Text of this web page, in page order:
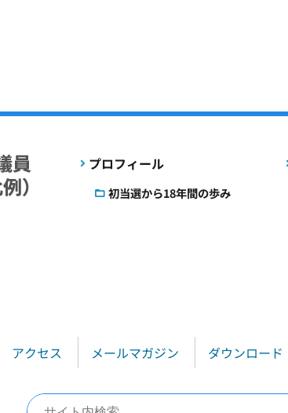
プロフィール
初当選から18年間の歩み
アクセス メールマガジン ダウンロード